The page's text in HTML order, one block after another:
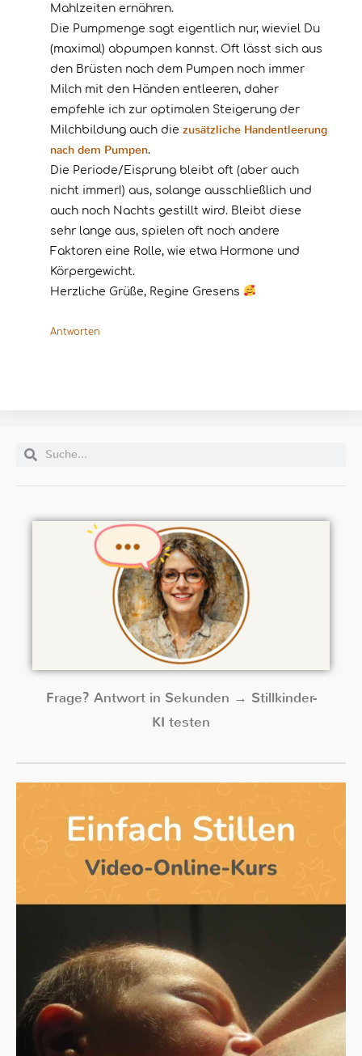
Mahlzeiten ernähren.
Die Pumpmenge sagt eigentlich nur, wieviel Du
(maximal) abpumpen kannst. Oft lässt sich aus
den Brüsten nach dem Pumpen noch immer
Milch mit den Händen entleeren, daher
empfehle ich zur optimalen Steigerung der
Milchbildung auch die zusätzliche Handentleerung
nach dem Pumpen.
Die Periode/Eisprung bleibt oft (aber auch
nicht immer!) aus, solange ausschließlich und
auch noch Nachts gestillt wird. Bleibt diese
sehr lange aus, spielen oft noch andere
Faktoren eine Rolle, wie etwa Hormone und
Körpergewicht.
Herzliche Grüße, Regine Gresens
Antworten
Frage? Antwort in Sekunden → Stillkinder-
KI testen